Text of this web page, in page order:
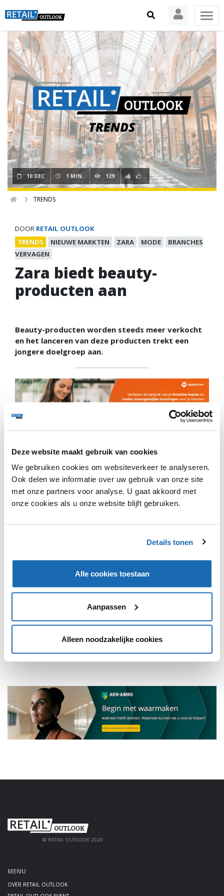
Deze website maakt gebruik van cookies
We gebruiken cookies om websiteverkeer te analyseren.
Ook delen we informatie over uw gebruik van onze site
met onze partners voor analyse. U gaat akkoord met
onze cookies als u onze website blijft gebruiken.
Details tonen
Alle cookies toestaan
Aanpassen
Alleen noodzakelijke cookies
10 DEC 1 MIN. 129
TRENDS
DOOR RETAIL OUTLOOK
TRENDS
NIEUWE MARKTEN ZARA MODE
BRANCHES
VERVAGEN
Zara biedt beauty-
producten aan
Beauty-producten worden steeds meer verkocht
en het lanceren van deze producten trekt een
jongere doelgroep aan.
Zara breidt zijn assortiment in de webshop uit met
beauty-producten. Hieronder vallen nu nog alleen
lipproducten als lippenstift, lipgloss en lippotloden.
Eerder stapte H&M, Asos en Zalando al in de beauty-
producten. Vooralsnog zijn de producten alleen online
beschikbaar.
DEEL DIT IN JOUW NETWERK
© RETAIL OUTLOOK 2020
MENU
OVER RETAIL OUTLOOK